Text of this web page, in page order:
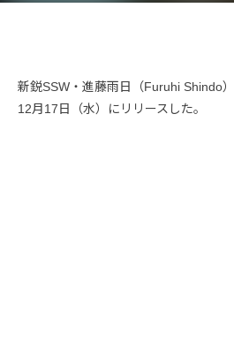
新鋭SSW・進藤雨日（Furuhi Shindo
12月17日（水）にリリースした。